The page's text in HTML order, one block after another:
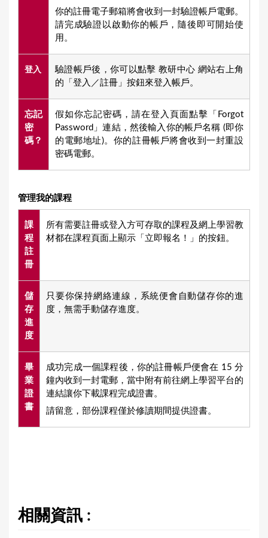
你的註冊電子郵箱將會收到一封驗證帳戶電郵。
請完成驗證以啟動你的帳戶，隨後即可開始使
用。
登入
驗證帳戶後，你可以點擊 教研中心 網站右上角
的「登入／註冊」按鈕來登入帳戶。
忘記
密
碼？
假如你忘記密碼，請在登入頁面點擊「Forgot
Password」連結，然後輸入你的帳戶名稱 (即你
的電郵地址)。你的註冊帳戶將會收到一封重設
密碼電郵。
管理我的課程
課
程
註
冊
所有需要註冊或登入方可存取的課程及網上學習教
材都在課程頁面上顯示「立即報名！」的按鈕。
儲
存
進
度
只要你保持網絡連線，系統便會自動儲存你的進
度，無需手動儲存進度。
畢
業
證
書
成功完成一個課程後，你的註冊帳戶便會在 15 分
鐘內收到一封電郵，當中附有前往網上學習平台的
連結讓你下載課程完成證書。
請留意，部份課程僅於修讀期間提供證書。
相關資訊 :